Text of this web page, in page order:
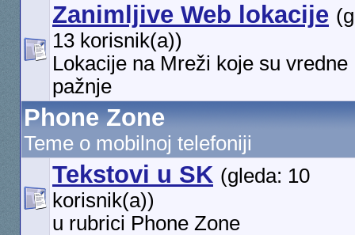
Zanimljive Web lokacije
13 korisnik(a))
Lokacije na Mreži koje su vredne
pažnje
Phone Zone
Teme o mobilnoj telefoniji
Tekstovi u SK (gleda: 10
korisnik(a))
u rubrici Phone Zone